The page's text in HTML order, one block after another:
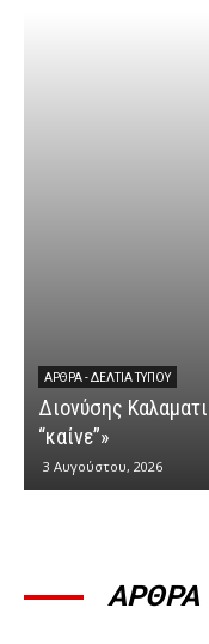
ΆΡΘΡΑ - ΔΕΛΤΊΑ ΤΎΠΟΥ
Διονύσης
“καίνε”»
3 Αυγούστου, 2026
ΑΡΘΡΑ
ΆΡΘΡΑ - ΔΕΛΤΊΑ ΤΎΠΟΥ